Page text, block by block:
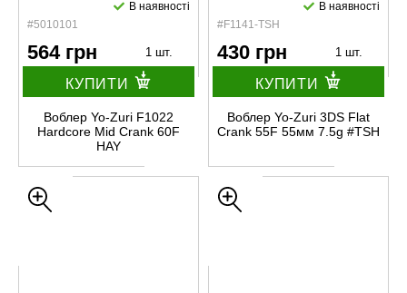
#5010101
В наявності
564 грн 1 шт.
КУПИТИ
Воблер Yo-Zuri F1022
Hardcore Mid Crank 60F
HAY
#F1141-TSH
В наявності
430 грн 1 шт.
КУПИТИ
Воблер Yo-Zuri 3DS Flat
Crank 55F 55мм 7.5g #TSH